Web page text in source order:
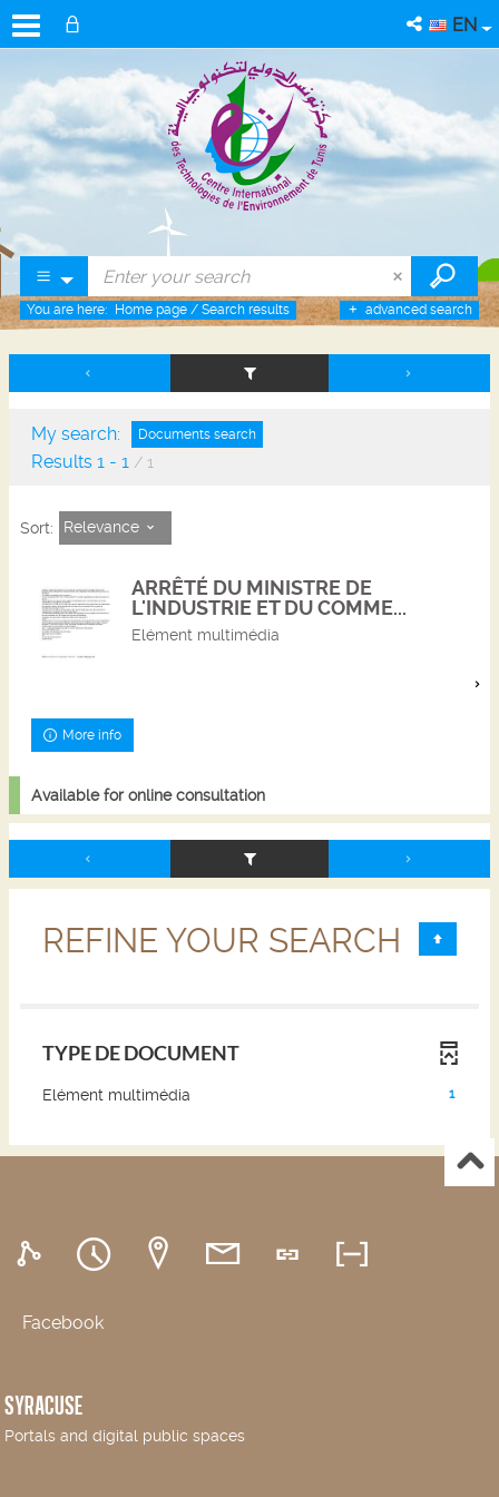
EN
advanced search
You are here: Home page / Search results
My search: Documents search
Results 1 - 1 / 1
Sort: Relevance
ARRÊTÉ DU MINISTRE DE
L'INDUSTRIE ET DU COMME...
Elément multimédia
More info
Available for online consultation
REFINE YOUR SEARCH
TYPE DE DOCUMENT
Elément multimédia 1
pour
Facebook
SYRACUSE
Portals and digital public spaces